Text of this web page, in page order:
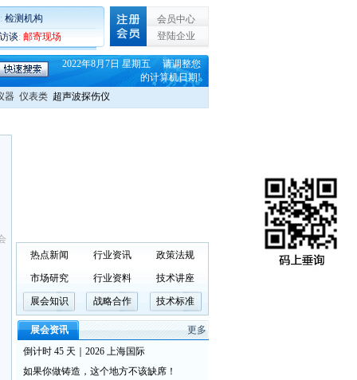
: 检测机构
谈: 邮寄现场
会员中心
登陆企业
2022年8月7日 星期五 请调整您
的计算机日期!
器 仪表类 超声波探伤仪
热点新闻 行业资讯 政策法规
市场研究 行业资料 技术讲座
展会知识 战略合作 技术标准
展会资讯
更多
倒计时 45 天｜2026 上海国际
如果你做铸造，这个地方不该缺席！